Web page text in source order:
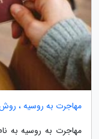
مهاجرت به روسیه ،
مهاجرت به روسیه به